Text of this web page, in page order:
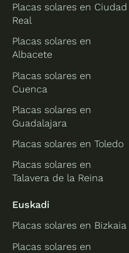
Placas solares en Ciudad
Real
Placas solares en
Albacete
Placas solares en
Cuenca
Placas solares en
Guadalajara
Placas solares en Toledo
Placas solares en
Talavera de la Reina
Euskadi
Placas solares en Bizkaia
Placas solares en